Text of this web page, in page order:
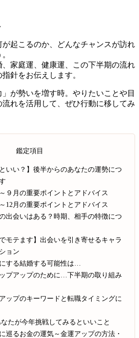
起こるのか、どんなチャンスが訪れ
家庭運、健康運、この下半期の流れ
針をお伝えします。
が勢いを増す時。やりたいことや目
れを活用して、ぜひ行動に移してみ
鑑定項目
いい？】後半からのあなたの運勢につ
９月の重要ポイントとアドバイス
12月の重要ポイントとアドバイス
出会いはある？時期、相手の特徴につ
でモテます】出会いを引き寄せるキャラ
ョン
する結婚する可能性は…
ップアップのために…下半期の取り組み
ップのキーワードと転職タイミングに
なたが今年挑戦してみるといいこと
巡るお金の運気～金運アップの方法・